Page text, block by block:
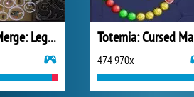
Monster Merge: Legends Alive
474 970x